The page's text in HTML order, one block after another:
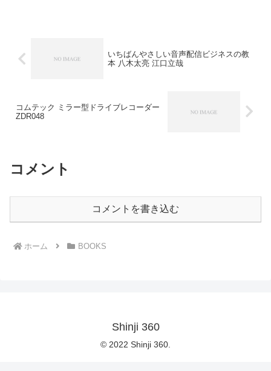
いちばんやさしい音声配信ビジネスの教
本 八木太亮 江口立哉
コムテック ミラー型ドライブレコーダー
ZDR048
コメント
コメントを書き込む
ホーム BOOKS
Shinji 360
© 2022 Shinji 360.